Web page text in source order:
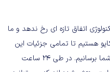
اتفاق تازه ای رخ ندهد و ما
هستیم تا تمامی جزئیات این
دست از رویدادها را به سمع و نظر شما برسانیم. در طی ۲۴ ساعت